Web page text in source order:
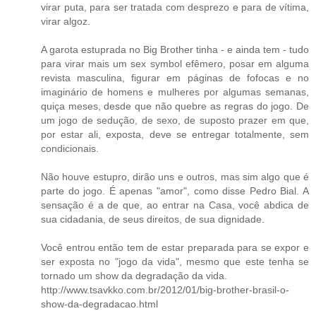
virar puta, para ser tratada com desprezo e para de vítima,
virar algoz.
A garota estuprada no Big Brother tinha - e ainda tem - tudo
para virar mais um sex symbol efêmero, posar em alguma
revista masculina, figurar em páginas de fofocas e no
imaginário de homens e mulheres por algumas semanas,
quiça meses, desde que não quebre as regras do jogo. De
um jogo de sedução, de sexo, de suposto prazer em que,
por estar ali, exposta, deve se entregar totalmente, sem
condicionais.
Não houve estupro, dirão uns e outros, mas sim algo que é
parte do jogo. É apenas "amor", como disse Pedro Bial. A
sensação é a de que, ao entrar na Casa, você abdica de
sua cidadania, de seus direitos, de sua dignidade.
Você entrou então tem de estar preparada para se expor e
ser exposta no "jogo da vida", mesmo que este tenha se
tornado um show da degradação da vida.
http://www.tsavkko.com.br/2012/01/big-brother-brasil-o-
show-da-degradacao.html